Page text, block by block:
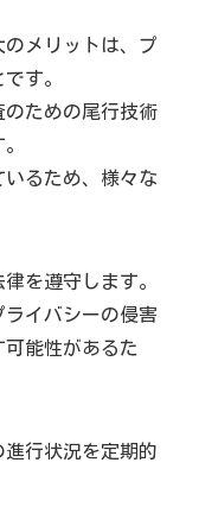
メリットは、プ
す。
ための尾行技術
いるため、様々な
を遵守します。
イバシーの侵害
能性があるた
行状況を定期的